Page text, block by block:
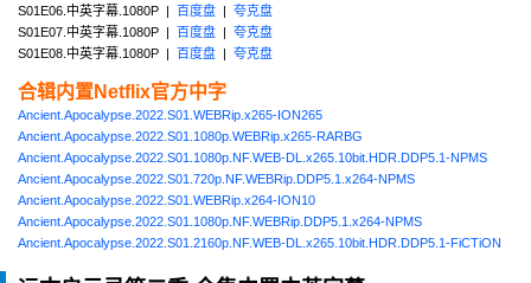
S01E06.中英字幕.1080P | 百度盘 | 夸克盘
S01E07.中英字幕.1080P | 百度盘 | 夸克盘
S01E08.中英字幕.1080P | 百度盘 | 夸克盘
合辑内置Netflix官方中字
Ancient.Apocalypse.2022.S01.WEBRip.x265-ION265
Ancient.Apocalypse.2022.S01.1080p.WEBRip.x265-RARBG
Ancient.Apocalypse.2022.S01.1080p.NF.WEB-DL.x265.10bit.HDR.DDP5.1-NPMS
Ancient.Apocalypse.2022.S01.720p.NF.WEBRip.DDP5.1.x264-NPMS
Ancient.Apocalypse.2022.S01.WEBRip.x264-ION10
Ancient.Apocalypse.2022.S01.1080p.NF.WEBRip.DDP5.1.x264-NPMS
Ancient.Apocalypse.2022.S01.2160p.NF.WEB-DL.x265.10bit.HDR.DDP5.1-FiCTiON